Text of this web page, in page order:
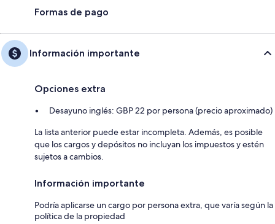
Formas de pago
Información importante
Opciones extra
Desayuno inglés: GBP 22 por persona (precio aproximado)
La lista anterior puede estar incompleta. Además, es posible
que los cargos y depósitos no incluyan los impuestos y estén
sujetos a cambios.
Información importante
Podría aplicarse un cargo por persona extra, que varía según la
política de la propiedad